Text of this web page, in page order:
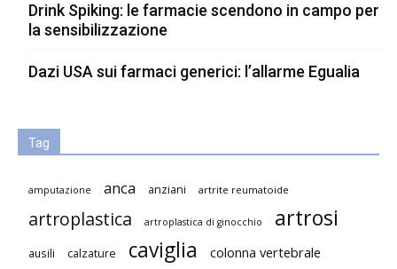
Drink Spiking: le farmacie scendono in campo per
la sensibilizzazione
Dazi USA sui farmaci generici: l’allarme Egualia
Tag
amputazione anca anziani artrite reumatoide
artroplastica artroplastica di ginocchio artrosi
ausili calzature caviglia colonna vertebrale